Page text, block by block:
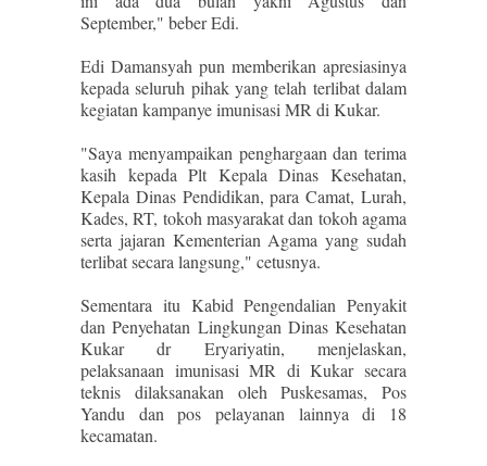
September," beber Edi.
Edi Damansyah pun memberikan apresiasinya
kepada seluruh pihak yang telah terlibat dalam
kegiatan kampanye imunisasi MR di Kukar.
"Saya menyampaikan penghargaan dan terima
kasih kepada Plt Kepala Dinas Kesehatan,
Kepala Dinas Pendidikan, para Camat, Lurah,
Kades, RT, tokoh masyarakat dan tokoh agama
serta jajaran Kementerian Agama yang sudah
terlibat secara langsung," cetusnya.
Sementara itu Kabid Pengendalian Penyakit
dan Penyehatan Lingkungan Dinas Kesehatan
Kukar dr Eryariyatin, menjelaskan,
pelaksanaan imunisasi MR di Kukar secara
teknis dilaksanakan oleh Puskesamas, Pos
Yandu dan pos pelayanan lainnya di 18
kecamatan.